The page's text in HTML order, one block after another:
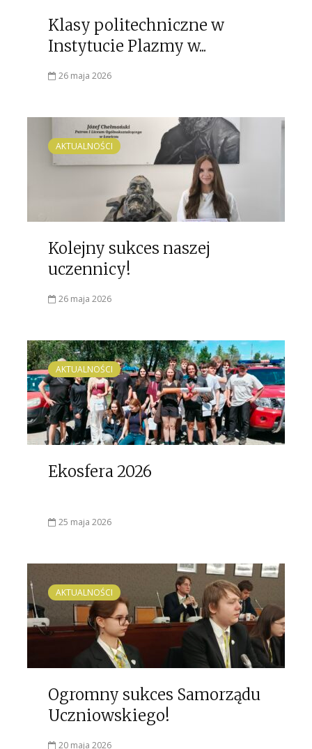
Klasy politechniczne w
Instytucie Plazmy w...
26 maja 2026
AKTUALNOŚCI
Kolejny sukces naszej
uczennicy!
26 maja 2026
AKTUALNOŚCI
Ekosfera 2026
25 maja 2026
AKTUALNOŚCI
Ogromny sukces Samorządu
Uczniowskiego!
20 maja 2026